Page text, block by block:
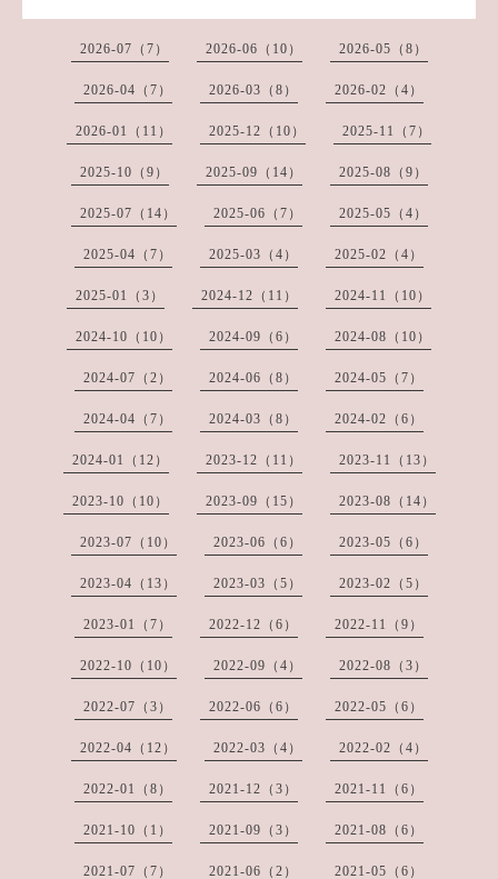
2026-07（7） 2026-06（10） 2026-05（8）
2026-04（7） 2026-03（8） 2026-02（4）
2026-01（11） 2025-12（10） 2025-11（7）
2025-10（9） 2025-09（14） 2025-08（9）
2025-07（14） 2025-06（7） 2025-05（4）
2025-04（7） 2025-03（4） 2025-02（4）
2025-01（3） 2024-12（11） 2024-11（10）
2024-10（10） 2024-09（6） 2024-08（10）
2024-07（2） 2024-06（8） 2024-05（7）
2024-04（7） 2024-03（8） 2024-02（6）
2024-01（12） 2023-12（11） 2023-11（13）
2023-10（10） 2023-09（15） 2023-08（14）
2023-07（10） 2023-06（6） 2023-05（6）
2023-04（13） 2023-03（5） 2023-02（5）
2023-01（7） 2022-12（6） 2022-11（9）
2022-10（10） 2022-09（4） 2022-08（3）
2022-07（3） 2022-06（6） 2022-05（6）
2022-04（12） 2022-03（4） 2022-02（4）
2022-01（8） 2021-12（3） 2021-11（6）
2021-10（1） 2021-09（3） 2021-08（6）
2021-07（7） 2021-06（2） 2021-05（6）